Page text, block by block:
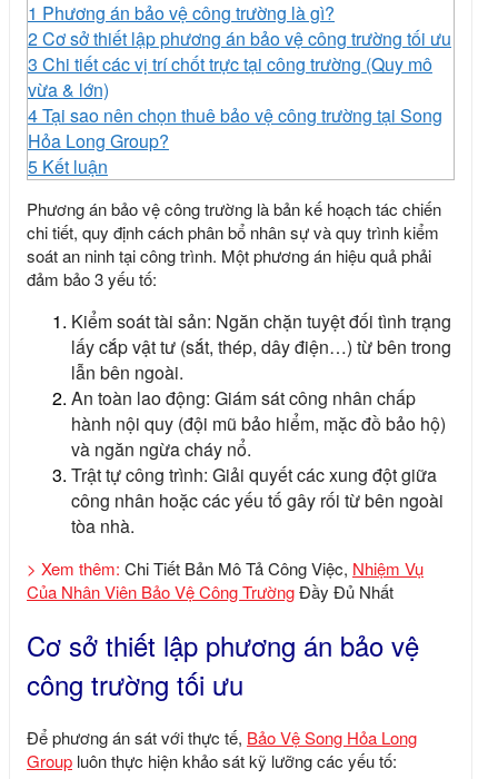
1 Phương án bảo vệ công trường là gì?
2Cơ sở thiết lập phương án bảo vệ công trường tối ưu
3 Chi tiết các vị trí chốt trực tại công trường (Quy mô
vừa & lớn)
4Tại sao nên chọn thuê bảo vệ công trường tại Song
Hỏa Long Group?
5 Kết luận
Phương án bảo vệ công trường là bản kế hoạch tác chiến
chi tiết, quy định cách phân bổ nhân sự và quy trình kiểm
soát an ninh tại công trình. Một phương án hiệu quả phải
đảm bảo 3 yếu tố:
Kiểm soát tài sản: Ngăn chặn tuyệt đối tình trạng
lấy cắp vật tư (sắt, thép, dây điện…) từ bên trong
lẫn bên ngoài.
An toàn lao động: Giám sát công nhân chấp
hành nội quy (đội mũ bảo hiểm, mặc đồ bảo hộ)
và ngăn ngừa cháy nổ.
Trật tự công trình: Giải quyết các xung đột giữa
công nhân hoặc các yếu tố gây rối từ bên ngoài
tòa nhà.
> Xem thêm: Chi Tiết Bản Mô Tả Công Việc, Nhiệm Vụ
Của Nhân Viên Bảo Vệ Công TrườngĐầy Đủ Nhất
Cơ sở thiết lập phương án bảo vệ
công trường tối ưu
Để phương án sát với thực tế, Bảo Vệ Song Hỏa Long
Group luôn thực hiện khảo sát kỹ lưỡng các yếu tố: